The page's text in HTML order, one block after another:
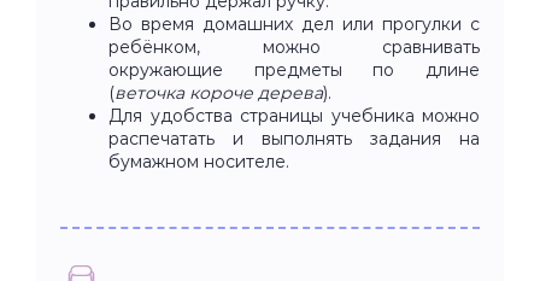
Во время домашних дел или прогулки с
ребёнком, можно сравнивать
окружающие предметы по длине
(веточка короче дерева).
Для удобства страницы учебника можно
распечатать и выполнять задания на
бумажном носителе.